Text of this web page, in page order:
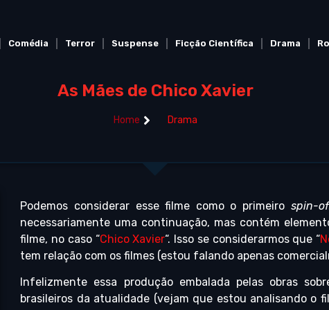
Comédia Terror Suspense Ficção Científica Drama
As Mães de Chico Xavier
Home Drama
Podemos considerar esse filme como o primeiro spin-
necessariamente uma continuação, mas contém
filme, no caso “Chico Xavier“. Isso se considerarmos que “
tem relação com os filmes (estou falando apenas
Infelizmente essa produção embalada pelas obras
brasileiros da atualidade (vejam que estou analisando o